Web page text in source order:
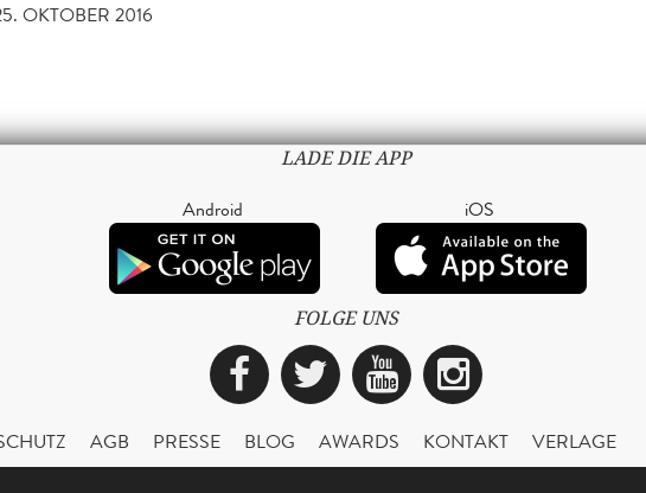
OKTOBER 2016
LADE DIE APP
Android iOS
FOLGE UNS
Facebook
TwitterYouTubeInstagram
AGB PRESSE BLOG AWARDS KONTAKT VERLAGE